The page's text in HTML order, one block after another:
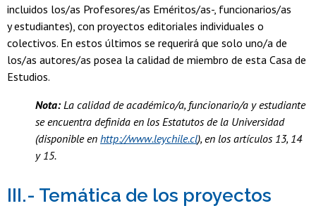
incluidos los/as Profesores/as Eméritos/as-, funcionarios/as
y estudiantes), con proyectos editoriales individuales o
colectivos. En estos últimos se requerirá que solo uno/a de
los/as autores/as posea la calidad de miembro de esta Casa de
Estudios.
Nota: La calidad de académico/a, funcionario/a y estudiante
se encuentra definida en los Estatutos de la Universidad
(disponible en http://www.leychile.cl), en los artículos 13, 14
y 15.
III.- Temática de los proyectos